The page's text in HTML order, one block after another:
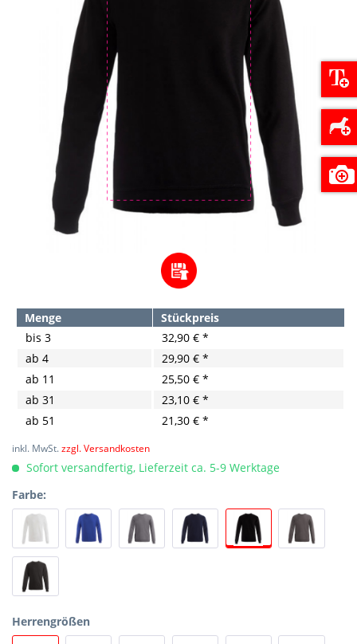
Menge
Stückpreis
bis 3
32,90 € *
ab 4
29,90 € *
ab 11
25,50 € *
ab 31
23,10 € *
ab 51 21,30 € *
inkl. MwSt.zzgl. Versandkosten
Sofort versandfertig, Lieferzeit ca. 5-9 Werktage
Farbe:
Herrengrößen